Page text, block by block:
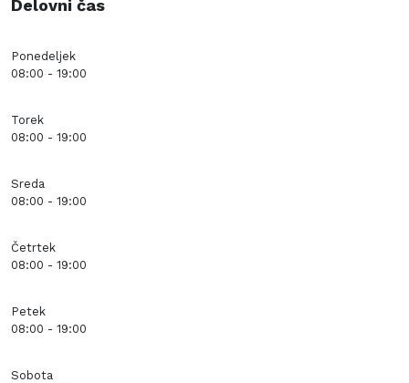
Delovni čas
Ponedeljek
08:00 - 19:00
Torek
08:00 - 19:00
Sreda
08:00 - 19:00
Četrtek
08:00 - 19:00
Petek
08:00 - 19:00
Sobota